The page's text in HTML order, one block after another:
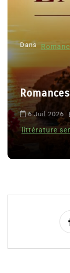
Dans
6 Juil 2026
littérature